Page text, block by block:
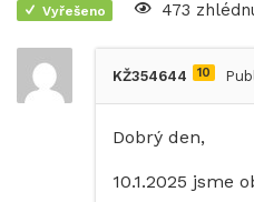
Vyřešeno 473
KŽ354644 10
Dobrý den,
10.1.2025 jsme